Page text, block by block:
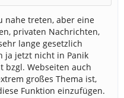
nahe treten, aber eine
privaten Nachrichten,
lange gesetzlich
ja jetzt nicht in Panik
bzgl. Webseiten auch
großes Thema ist,
Funktion einzufügen.